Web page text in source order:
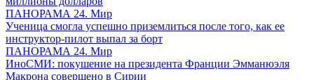
ПАНОРАМА 24. Мир
Ученица смогла успешно приземлиться после того, как ее
инструктор-пилот выпал за борт
ПАНОРАМА 24. Мир
ИноСМИ: покушение на президента Франции Эмманюэля
Макрона совершено в Сирии